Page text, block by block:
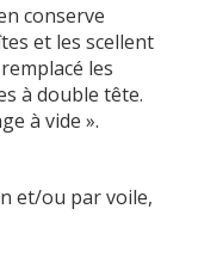
conserve
et les scellent
les
à double tête.
à vide ».
et/ou par voile,